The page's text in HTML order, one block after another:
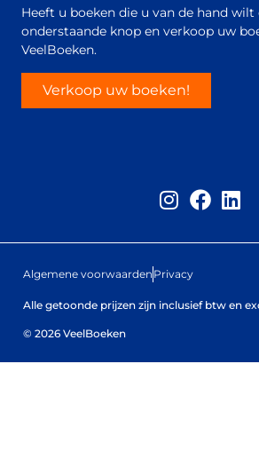
Heeft u boeken die u van de hand wilt
onderstaande knop en verkoop uw
VeelBoeken.
Verkoop uw boeken!
Algemene voorwaarden Privacy
Alle getoonde prijzen zijn inclusief btw en
© 2026 VeelBoeken